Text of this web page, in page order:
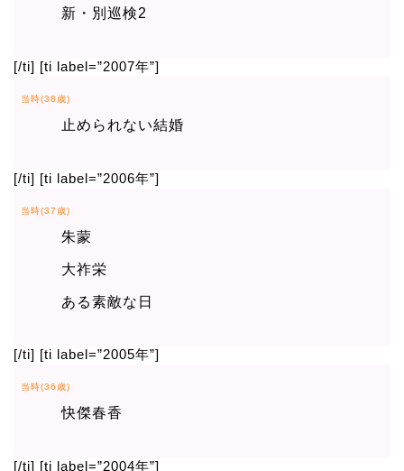
新・別巡検2
[/ti] [ti label=”2007年”]
当時(38歳)
止められない結婚
[/ti] [ti label=”2006年”]
当時(37歳)
朱蒙
大祚栄
ある素敵な日
[/ti] [ti label=”2005年”]
当時(36歳)
快傑春香
[/ti] [ti label=”2004年”]